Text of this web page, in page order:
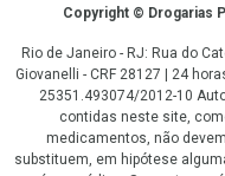
CopyrightCopyright © Drogarias
Rio de Janeiro - RJ: Rua do
Giovanelli - CRF 28127 | 24
25351.493074/2012-10
contidas neste site,
medicamentos, não
substituem, em hipótese